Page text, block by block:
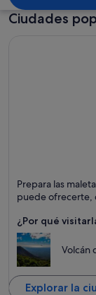
Ciudades
Puntos fuertes:
Naturaleza
Prepara las
puede ofrecerte,
¿Por qué
Volcán
Explorar la